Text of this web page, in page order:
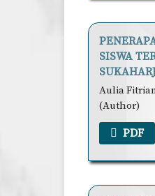
SISWA
Aulia
(Author)
PDF